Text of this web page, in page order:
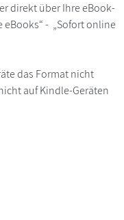
direkt über Ihre eBook-
- „Sofort online
das Format nicht
auf Kindle-Geräten